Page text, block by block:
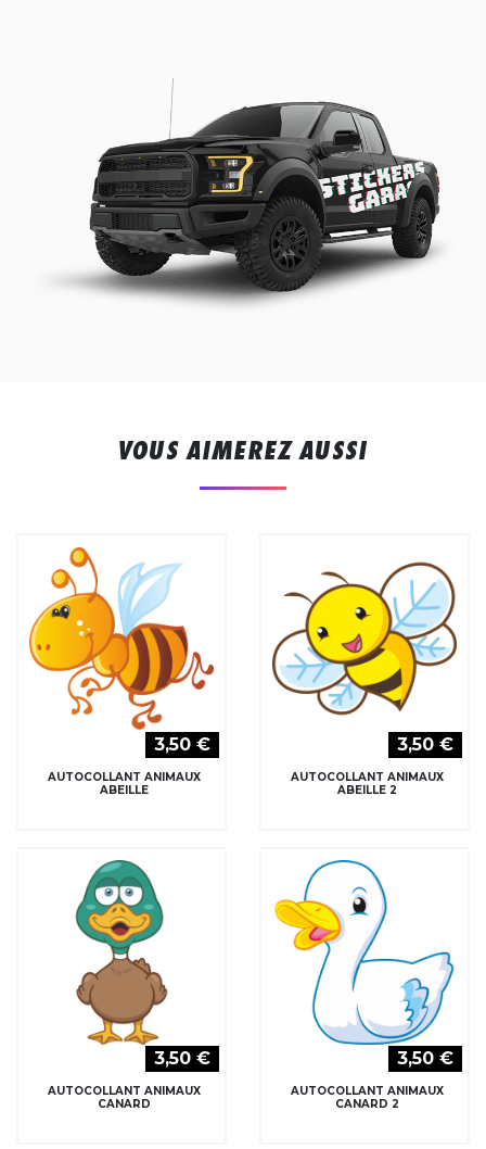
VOUS AIMEREZ AUSSI
3,50 €
AUTOCOLLANT ANIMAUX
ABEILLE
3,50 €
AUTOCOLLANT ANIMAUX
ABEILLE 2
3,50 €
AUTOCOLLANT ANIMAUX
CANARD
3,50 €
AUTOCOLLANT ANIMAUX
CANARD 2